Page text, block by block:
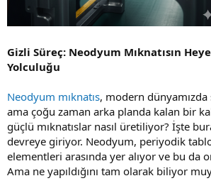
Gizli Süreç: Neodyum Mıknatısın
Yolculuğu
Neodyum mıknatıs, modern dünyamızda
ama çoğu zaman arka planda kalan bir
güçlü mıknatıslar nasıl üretiliyor? İşte
devreye giriyor. Neodyum, periyodik
elementleri arasında yer alıyor ve bu da
Ama ne yapıldığını tam olarak biliyor